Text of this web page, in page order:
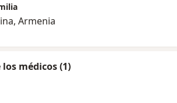
Armenia
médicos (1)